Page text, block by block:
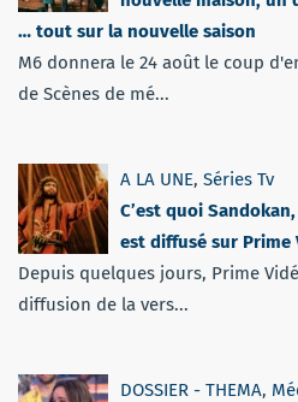
… tout sur la nouvelle saison
M6 donnera le 24 août le coup
de Scènes de mé...
A LA UNE, Séries Tv
C’est quoi
est diffusé sur Prime
Depuis quelques jours, Prime
diffusion de la vers...
DOSSIER - THEMA,